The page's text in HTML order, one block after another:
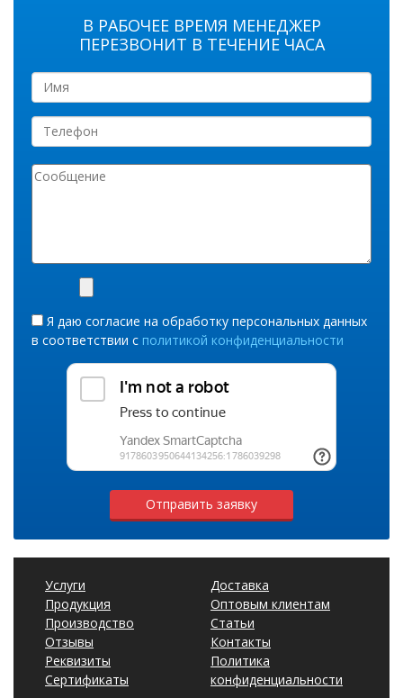
В РАБОЧЕЕ ВРЕМЯ МЕНЕДЖЕР
ПЕРЕЗВОНИТ В ТЕЧЕНИЕ ЧАСА
Я даю согласие на обработку персональных данных
в соответствии с политикой конфиденциальности
Отправить заявку
Услуги
Продукция
Производство
Отзывы
Реквизиты
Сертификаты
Доставка
Оптовым клиентам
Статьи
Контакты
Политика
конфиденциальности